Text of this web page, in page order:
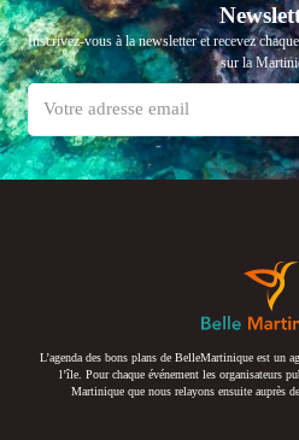
Inscrivez-vous à la newsletter et recevez
sur la
L’agenda des bons plans de BelleMartinique est un
l’île. Pour chaque événement les organisateurs
Martinique que nous relayons ensuite auprès